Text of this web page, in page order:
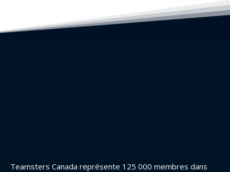
Teamsters Canada représente 125 000 membres dans